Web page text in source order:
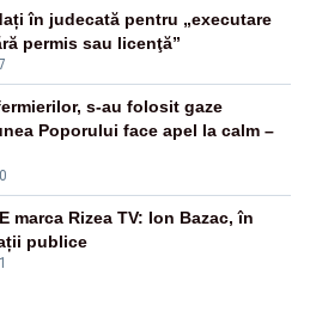
pentru „executare
permis sau licenţă”
s-au folosit gaze
Poporului face apel la calm –
marca Rizea TV: Ion Bazac, în
publice